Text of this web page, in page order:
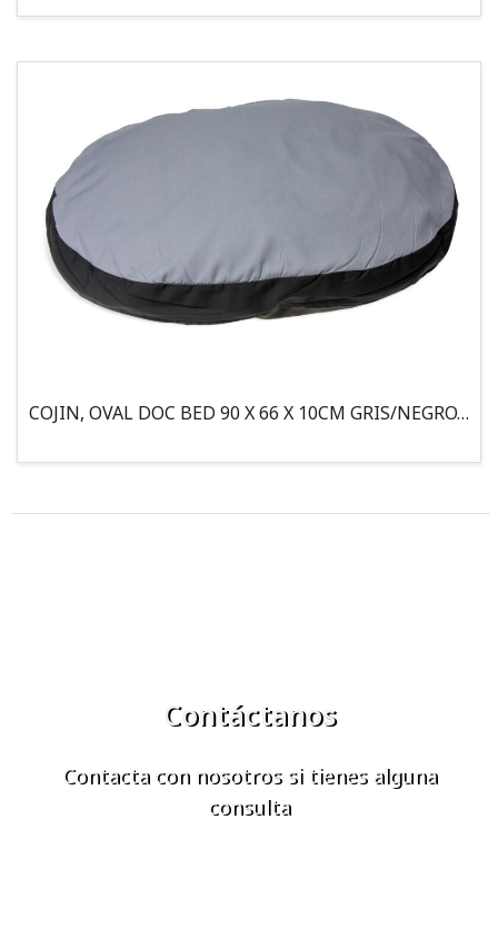
COJIN, OVAL DOC BED 90 X 66 X 10CM GRIS/NEGRO, 95°
Contáctanos
Contacta con nosotros si tienes alguna
consulta